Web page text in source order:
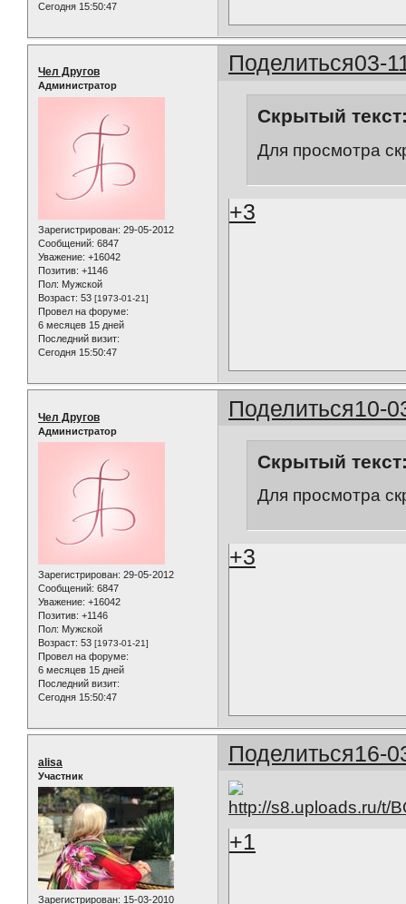
Сегодня 15:50:47
Поделиться03-
Чел Другов
Администратор
Зарегистрирован: 29-05-2012
Сообщений: 6847
Уважение: +16042
Позитив: +1146
Пол: Мужской
Возраст: 53 [1973-01-21]
Провел на форуме:
6 месяцев 15 дней
Последний визит:
Сегодня 15:50:47
Скрытый
Для просмотра
+3
Поделиться10-
Чел Другов
Администратор
Зарегистрирован: 29-05-2012
Сообщений: 6847
Уважение: +16042
Позитив: +1146
Пол: Мужской
Возраст: 53 [1973-01-21]
Провел на форуме:
6 месяцев 15 дней
Последний визит:
Сегодня 15:50:47
Скрытый
Для просмотра
+3
Поделиться16-
alisa
Участник
Зарегистрирован: 15-03-2010
+1